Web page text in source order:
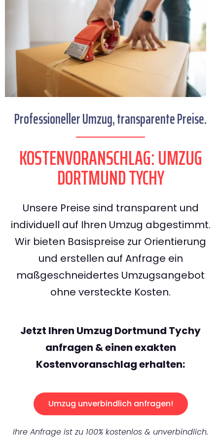
Professioneller Umzug, transparente Preise.
KOSTENVORANSCHLAG: UMZUG
DORTMUND TYCHY
Unsere Preise sind transparent und
individuell auf Ihren Umzug abgestimmt.
Wir bieten Basispreise zur Orientierung
und erstellen auf Anfrage ein
maßgeschneidertes Umzugsangebot
ohne versteckte Kosten.
Jetzt Ihren Umzug Dortmund Tychy
anfragen & einen exakten
Kostenvoranschlag erhalten:
Umzug unverbindlich anfragen!
Ihre Anfrage ist zu 100% kostenlos & unverbindlich.